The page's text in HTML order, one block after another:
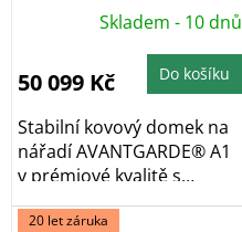
Skladem - 10 dnů
50 099 Kč Do košíku
Stabilní kovový domek na
nářadí AVANTGARDE® A1
v prémiové kvalitě s
pultovou...
20 let záruka